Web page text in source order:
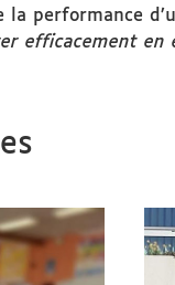
performance
efficacement